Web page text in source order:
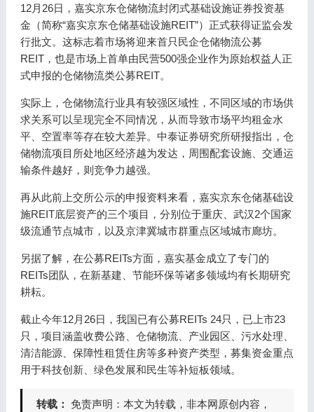
12月26日，嘉实京东仓储物流封闭式基础设施证券投资基
金（简称“嘉实京东仓储基础设施REIT”）正式获得证监会发
行批文。这标志着市场将迎来首只民企仓储物流公募
REIT，也是市场上首单由民营500强企业作为原始权益人正
式申报的仓储物流类公募REIT。
实际上，仓储物流行业具有较强区域性，不同区域的市场供
求关系可以呈现完全不同情况，从而导致市场平均租金水
平、空置率等存在较大差异。中泰证券研究所研报指出，仓
储物流项目所处地区经济越为发达，周围配套设施、交通运
输条件越好，则竞争力越强。
再从此前上交所公示的申报资料来看，嘉实京东仓储基础设
施REIT底层资产的三个项目，分别位于重庆、武汉2个国家
级流通节点城市，以及京津冀城市群重点区域城市廊坊。
另据了解，在公募REITs方面，嘉实基金成立了专门的
REITs团队，在新基建、节能环保等诸多领域均有长期研究
耕耘。
截止今年12月26日，我国已有公募REITs 24只，已上市23
只，项目涵盖收费公路、仓储物流、产业园区、污水处理、
清洁能源、保障性租赁住房等多种资产类型，募集资金重点
用于科技创新、绿色发展和民生等补短板领域。
转载： 免责声明：本文为转载，非本网原创内容，